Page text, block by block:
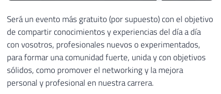
Será un evento más gratuito (por supuesto) con el objetivo
de compartir conocimientos y experiencias del día a día
con vosotros, profesionales nuevos o experimentados,
para formar una comunidad fuerte, unida y con objetivos
sólidos, como promover el networking y la mejora
personal y profesional en nuestra carrera.